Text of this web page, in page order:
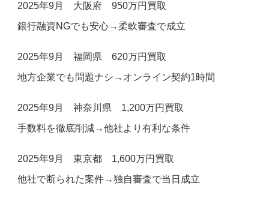
2025年9月 大阪府 950万円買取
銀行融資NGでも安心→柔軟審査で成立
2025年9月 福岡県 620万円買取
地方企業でも問題ナシ→オンライン契約1時間
2025年9月 神奈川県 1,200万円買取
手数料を徹底削減→他社より有利な条件
2025年9月 東京都 1,600万円買取
他社で断られた案件→独自審査で当日成立